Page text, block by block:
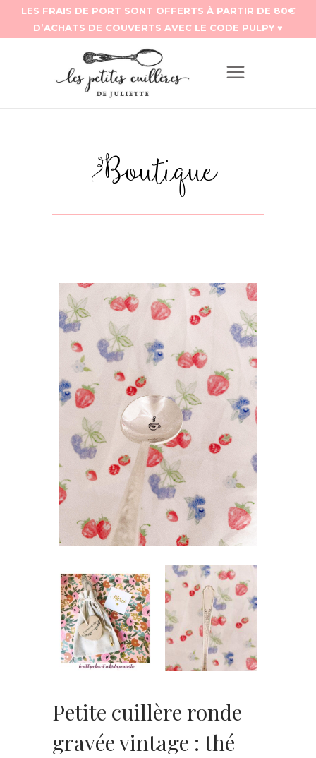
Boutique
Petite cuillère ronde
gravée vintage : thé